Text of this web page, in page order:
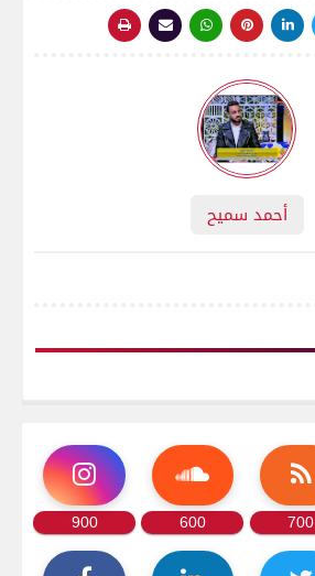
أحمد سميح
700
600
900